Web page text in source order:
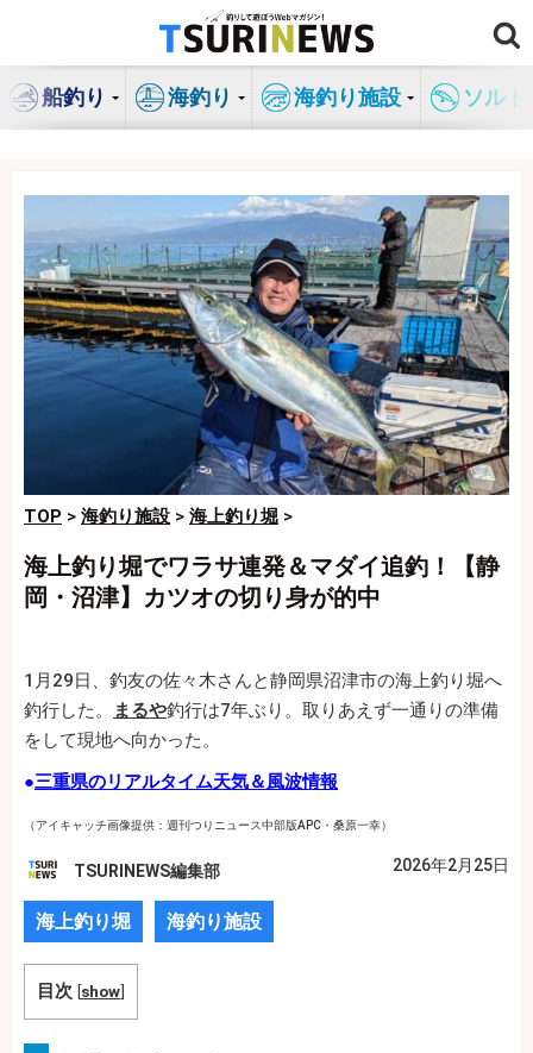
ン
船釣り 海釣り 海釣り施設 ソル
TOP > 海釣り施設 > 海上釣り堀 >
海上釣り堀でワラサ連発＆マダイ追釣！【静
岡・沼津】カツオの切り身が的中
1月29日、釣友の佐々木さんと静岡県沼津市の海上釣り堀へ
釣行した。
まるや釣行は7年ぶり。取りあえず一通りの準備
をして現地へ向かった。
●三重県のリアルタイム天気＆風波情報
（アイキャッチ画像提供：週刊つりニュース中部版APC・桑原一幸）
TSURINEWS編集部 2026年2月25日
海上釣り堀 海釣り施設
目次 [show]